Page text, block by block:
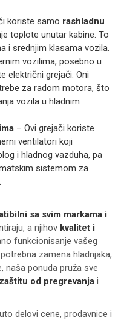
koriste samo rashladnu
toplote unutar kabine. To
i srednjim klasama vozila.
vozilima, posebno u
električni grejači. Oni
za radom motora, što
vozila u hladnim
– Ovi grejači koriste
ventilatori koji
i hladnog vazduha, pa
sistemom za
sa svim markama i
a njihov kvalitet i
funkcionisanje vašeg
zamena hladnjaka,
naša ponuda pruža sve
od pregrevanja i
delovi cene, prodavnice i